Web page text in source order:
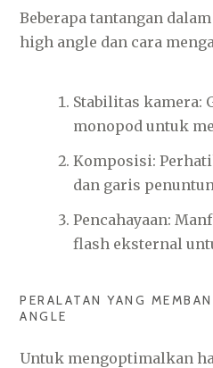
Beberapa tantangan
high angle dan cara
Stabilitas kamera:
monopod untuk
Komposisi:
dan garis penuntun
Pencahayaan:
flash eksternal
PERALATAN YANG
ANGLE
Untuk mengoptimalkan